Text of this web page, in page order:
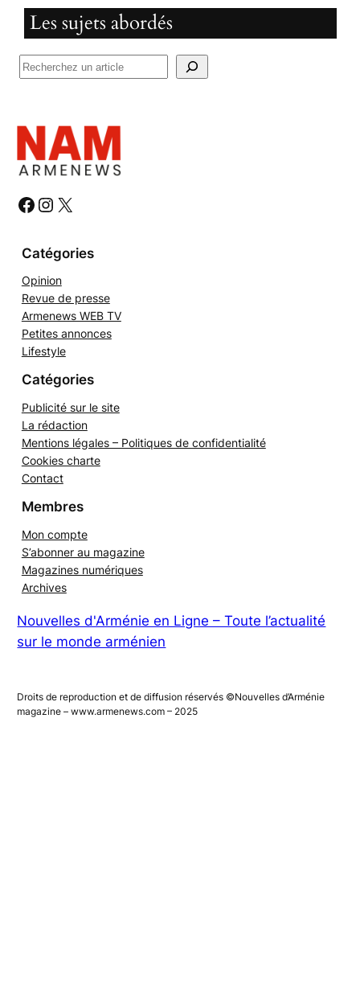
Les sujets abordés
R
h
e
r
h
r
# # #
Opinion
Revue de presse
Armenews WEB TV
Petites annonces
Publicité sur le site
La rédaction
Mentions légales – Politiques de confidentialité
Cookies charte
Mon compte
S’abonner au magazine
Magazines numériques
Nouvelles d'Arménie en Ligne – Toute l’actualité
Droits de reproduction et de diffusion réservés ©Nouvelles d’Arménie